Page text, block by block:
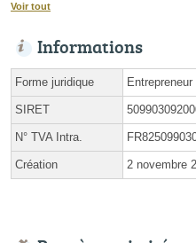
Voir tout
Informations
Forme juridique Entrepreneur
SIRET
N° TVA Intra.
Création 2 novembre